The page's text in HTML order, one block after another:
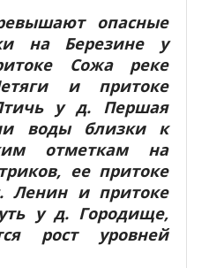
опасные
на Березине у
Сожа реке
и
притоке
у д. Першая
воды близки к
отметкам на
ее притоке
Ленин и притоке
у д. Городище,
рост уровней